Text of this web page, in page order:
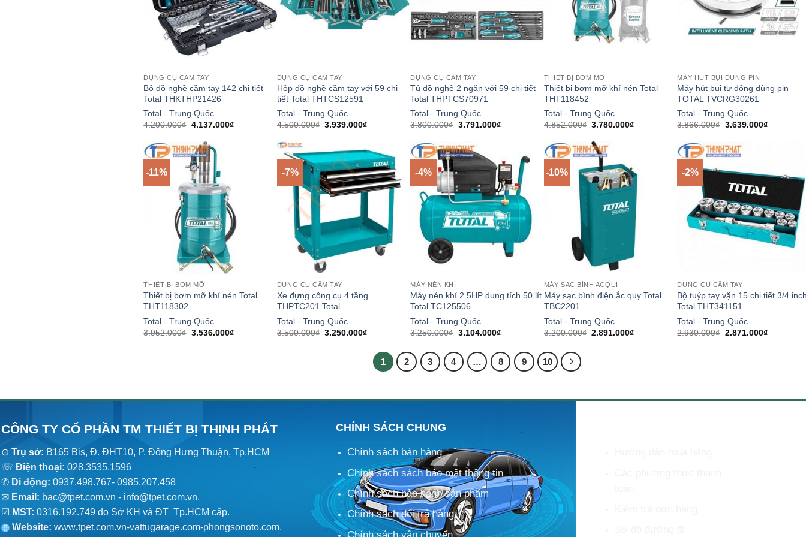
DỤNG CỤ CẦM TAY
Bộ đồ nghề cầm tay 142 chi tiết
Total THKTHP21426
Total - Trung Quốc
4.200.000₫ Giá
4.200.000₫.
4.137.000₫Giá
4.137.000₫.
DỤNG CỤ CẦM TAY
Hộp đồ nghề cầm tay với 59 chi
tiết Total THTCS12591
Total - Trung Quốc
4.500.000₫ Giá
4.500.000₫.
3.939.000₫Giá
là:
3.939.000₫.
DỤNG CỤ CẦM TAY
Tủ đồ nghề 2 ngăn với 59 chi tiết
Total THPTCS70971
Total - Trung Quốc
3.800.000₫ Giá
là:
3.800.000₫.
3.791.000₫Giá
3.791.000₫.
THIẾT BỊ BƠM MỠ
Thiết bị bơm mỡ khí nén Total
THT118452
Total - Trung Quốc
4.852.000₫ Giá
là:
4.852.000₫.
3.780.000₫Giá
3.780.000₫.
MÁY HÚT BỤI DÙNG PIN
Máy hút bụi tự động dùng pin
TOTAL TVCRG30261
Total - Trung Quốc
3.866.000₫ Giá
3.866.000₫.
3.639.000₫Giá
-11%
THIẾT BỊ BƠM MỠ
Thiết bị bơm mỡ khí nén Total
THT118302
Total - Trung Quốc
3.952.000₫ Giá
3.536.000₫Giá
-7%
DỤNG CỤ CẦM TAY
Xe đựng công cụ 4 tầng
THPTC201 Total
Total - Trung Quốc
3.500.000₫ Giá
3.250.000₫Giá
là:
3.250.000₫.
-4%
MÁY NÉN KHÍ
Máy nén khí 2.5HP dung tích 50 lít
Total TC125506
Total - Trung Quốc
3.250.000₫ Giá
3.250.000₫.
3.104.000₫Giá
là:
3.104.000₫.
-10%
MÁY SẠC BÌNH ACQUI
Máy sạc bình điện ắc quy Total
TBC2201
Total - Trung Quốc
3.200.000₫ Giá
2.891.000₫Giá
-2%
DỤNG CỤ CẦM TAY
Bộ tuýp tay vặn 15 chi tiết 3/4
Total THT341151
Total - Trung Quốc
2.930.000₫ Giá
2.871.000₫Giá
1 2 3 4 … 8 9 10
CÔNG TY CỔ PHẦN TM THIẾT BỊ THỊNH PHÁT
⊙ Trụ sở: B165 Bis, Đ. ĐHT10, P. Đông Hưng Thuận, Tp.HCM
☏ Điện thoại: 028.3535.1596
✆ Di động: 0937.498.767- 0985.207.458
✉ Email: bac@tpet.com.vn - info@tpet.com.vn.
☑ MST: 0316.192.749 do Sở KH và ĐT Tp.HCM cấp.
Website: www.tpet.com.vn-vattugarage.com-phongsonoto.com.
CHÍNH SÁCH CHUNG
Chính sách bán hàng
Chính sách sách bảo mật thông tin
Chính sách bảo hành sản phẩm
Chính sách đổi trả hàng